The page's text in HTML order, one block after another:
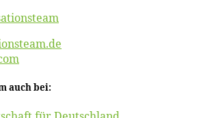
auch bei: